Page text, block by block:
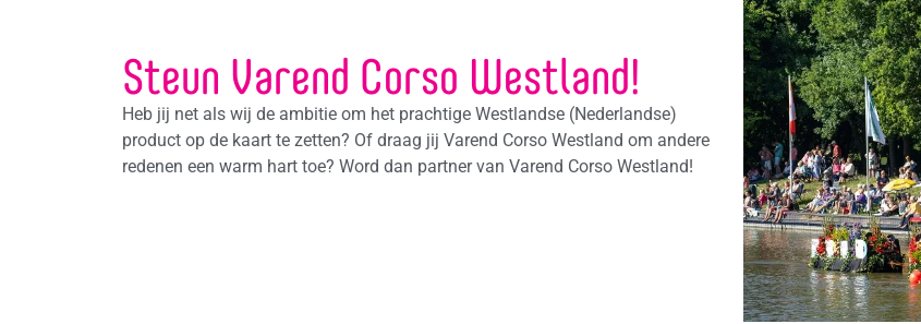
Steun Varend Corso Westland!
Heb jij net als wij de ambitie om het prachtige Westlandse (Nederlandse)
product op de kaart te zetten? Of draag jij Varend Corso Westland om andere
redenen een warm hart toe? Word dan partner van Varend Corso Westland!